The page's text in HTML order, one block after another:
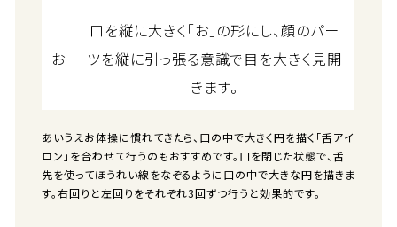
お
口を縦に大きく「お」の形にし、顔のパー
ツを縦に引っ張る意識で目を大きく見開
きます。
あいうえお体操に慣れてきたら、口の中で大きく円を描く「舌アイ
ロン」を合わせて行うのもおすすめです。口を閉じた状態で、舌
先を使ってほうれい線をなぞるように口の中で大きな円を描きま
す。右回りと左回りをそれぞれ3回ずつ行うと効果的です。